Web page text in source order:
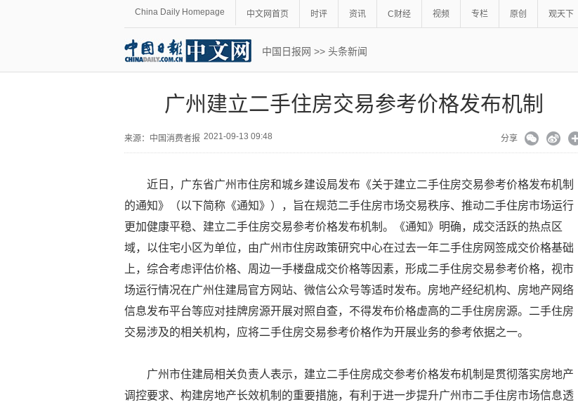
China Daily Homepage 中文网首页 时评 资讯 C财经 视频 专栏 原创 观天下
中国日报网 >> 头条新闻
广州建立二手住房交易参考价格发布机制
来源： 中国消费者报 2021-09-13 09:48 分享
近日，广东省广州市住房和城乡建设局发布《关于建立二手住房交易参考价格发布机制
的通知》（以下简称《通知》），旨在规范二手住房市场交易秩序、推动二手住房市场运行
更加健康平稳、建立二手住房交易参考价格发布机制。《通知》明确，成交活跃的热点区
域，以住宅小区为单位，由广州市住房政策研究中心在过去一年二手住房网签成交价格基础
上，综合考虑评估价格、周边一手楼盘成交价格等因素，形成二手住房交易参考价格，视市
场运行情况在广州住建局官方网站、微信公众号等适时发布。房地产经纪机构、房地产网络
信息发布平台等应对挂牌房源开展对照自查，不得发布价格虚高的二手住房房源。二手住房
交易涉及的相关机构，应将二手住房交易参考价格作为开展业务的参考依据之一。
广州市住建局相关负责人表示，建立二手住房成交参考价格发布机制是贯彻落实房地产
调控要求、构建房地产长效机制的重要措施，有利于进一步提升广州市二手住房市场信息透